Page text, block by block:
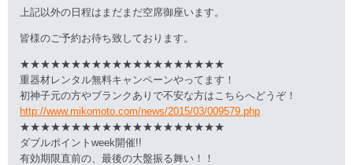
上記以外の日程はまだまだ空席御座います。
皆様のご予約お待ち致しております。
★★★★★★★★★★★★★★★★★★★★
重器材レンタル無料キャンペーンやってます！
初神子元の方やブランクありで不安な方はこちらへどうぞ！
http://www.mikomoto.com/news/2015/03/009579.php
★★★★★★★★★★★★★★★★★★★★
ダブルポイントweek開催!!
有効期限直前の、最後の大盤振る舞い！！